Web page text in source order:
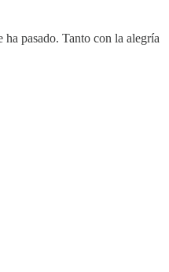
pasado. Tanto con la alegría